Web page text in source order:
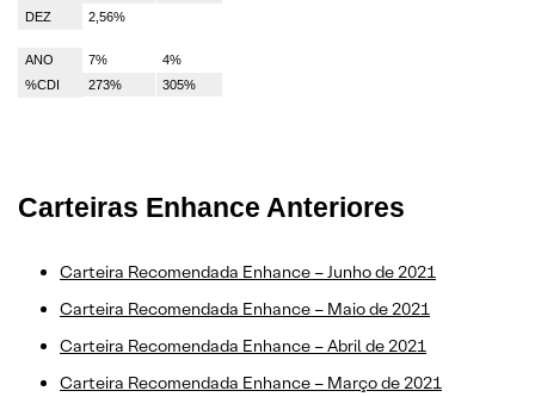
DEZ
2,56%
ANO 7%
4%
%CDI
273% 305%
Carteiras Enhance Anteriores
Carteira Recomendada Enhance – Junho de 2021
Carteira Recomendada Enhance – Maio de 2021
Carteira Recomendada Enhance – Abril de 2021
Carteira Recomendada Enhance – Março de 2021